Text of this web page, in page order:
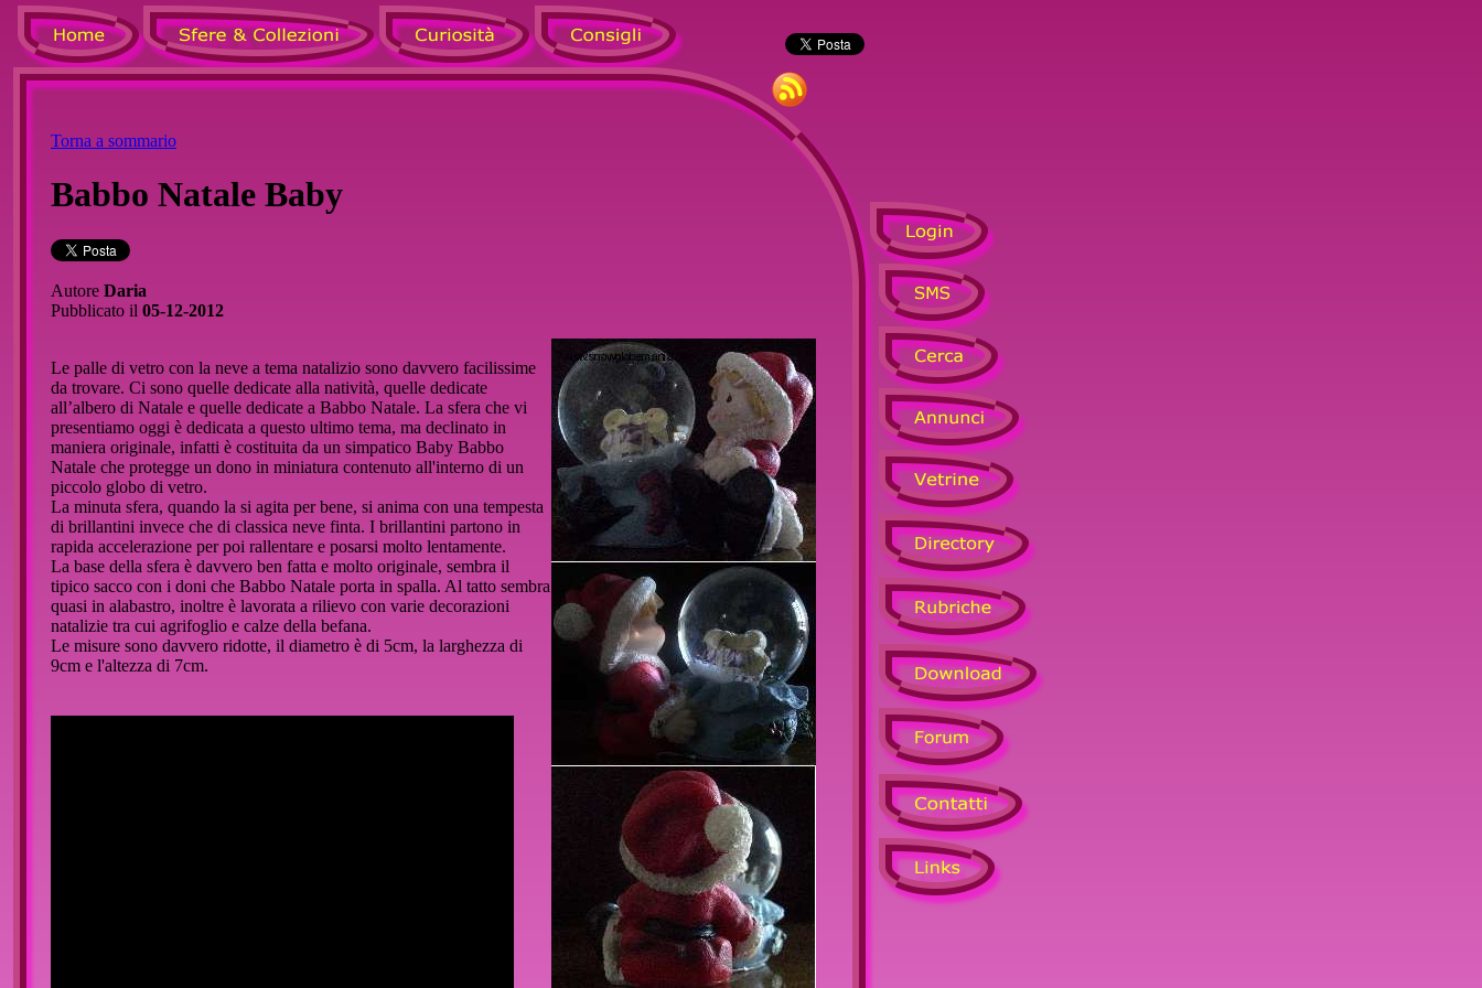
Torna a sommario
Babbo Natale Baby
Autore Daria
Pubblicato il 05-12-2012
Le palle di vetro con la neve a tema natalizio sono davvero facilissime
da trovare. Ci sono quelle dedicate alla natività, quelle dedicate
all’albero di Natale e quelle dedicate a Babbo Natale. La sfera che vi
presentiamo oggi è dedicata a questo ultimo tema, ma declinato in
maniera originale, infatti è costituita da un simpatico Baby Babbo
Natale che protegge un dono in miniatura contenuto all'interno di un
piccolo globo di vetro.
La minuta sfera, quando la si agita per bene, si anima con una tempesta
di brillantini invece che di classica neve finta. I brillantini partono in
rapida accelerazione per poi rallentare e posarsi molto lentamente.
La base della sfera è davvero ben fatta e molto originale, sembra il
tipico sacco con i doni che Babbo Natale porta in spalla. Al tatto sembra
quasi in alabastro, inoltre è lavorata a rilievo con varie decorazioni
natalizie tra cui agrifoglio e calze della befana.
Le misure sono davvero ridotte, il diametro è di 5cm, la larghezza di
9cm e l'altezza di 7cm.